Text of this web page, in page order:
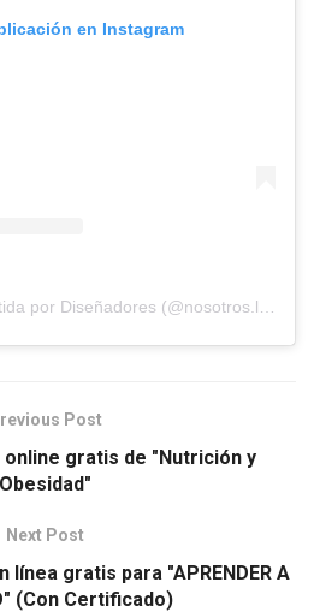
en Instagram
Post
online gratis de "Nutrición y
Obesidad"
Next Post
gratis para "APRENDER A
(Con Certificado)